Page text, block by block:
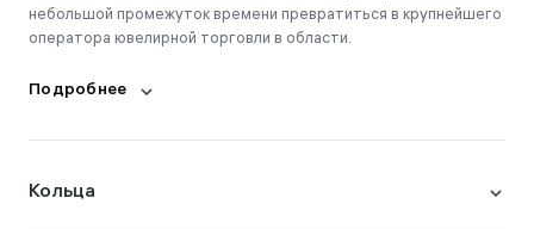
небольшой промежуток времени превратиться в крупнейшего
оператора ювелирной торговли в области.
Подробнее
Кольца